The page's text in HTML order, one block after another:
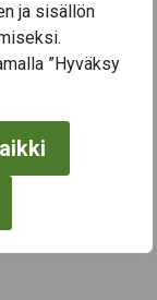
ja sisällön
”Hyväksy